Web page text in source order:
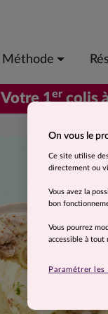
Méthode
Votre 1ercolis
On vous le
Ce site utilise
directement ou
Vous avez la
bon
Vous pourrez
accessible à tout
Paramétrer les